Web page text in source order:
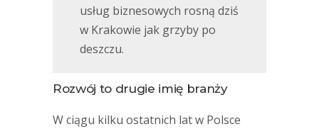
usług biznesowych rosną dziś
w Krakowie jak grzyby po
deszczu.
Rozwój to drugie imię branży
W ciągu kilku ostatnich lat w Polsce